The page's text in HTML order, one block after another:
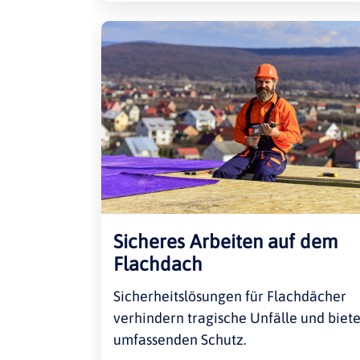
Sicheres Arbeiten auf dem
Flachdach
Sicherheitslösungen für Flachdächer
verhindern tragische Unfälle und
umfassenden Schutz.